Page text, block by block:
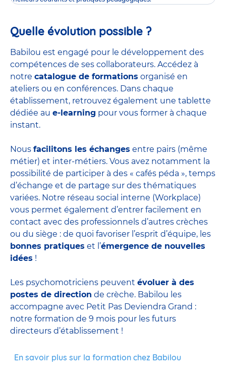
Quelle évolution possible ?
Babilou est engagé pour le développement des
compétences de ses collaborateurs. Accédez à
notre catalogue de formations organisé en
ateliers ou en conférences. Dans chaque
établissement, retrouvez également une tablette
dédiée au e-learning pour vous former à chaque
instant.
Nous facilitons les échanges entre pairs (même
métier) et inter-métiers. Vous avez notamment la
possibilité de participer à des « cafés péda », temps
d’échange et de partage sur des thématiques
variées. Notre réseau social interne (Workplace)
vous permet également d’entrer facilement en
contact avec des professionnels d’autres crèches
ou du siège : de quoi favoriser l’esprit d’équipe, les
bonnes pratiques et l’émergence de nouvelles
idées !
Les psychomotriciens peuvent évoluer à des
postes de direction de crèche. Babilou les
accompagne avec Petit Pas Deviendra Grand :
notre formation de 9 mois pour les futurs
directeurs d’établissement !
En savoir plus sur la formation chez Babilou